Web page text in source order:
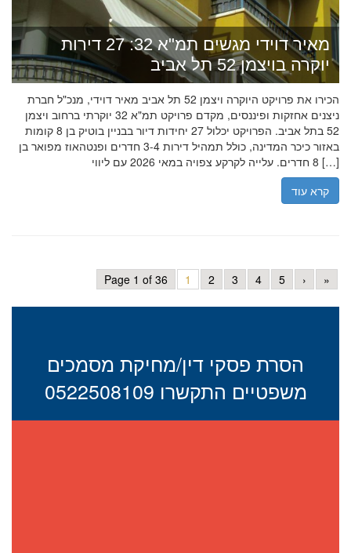
מאיר דוידי מגשים תמ"א 32: 27 דירות
יוקרה בויצמן 52 תל אביב
הכירו את פרויקט היוקרה ויצמן 52 תל אביב מאיר דוידי, מנכ"ל חברת
ניצנים אחזקות ופיננסים, מקדם פרויקט תמ"א 32 יוקרתי ברחוב ויצמן
52 בתל אביב. הפרויקט יכלול 27 יחידות דיור בבניין בוטיק בן 8 קומות
באזור כיכר המדינה, כולל תמהיל דירות 3-4 חדרים ופנטהאוז מפואר בן
8 חדרים. עלייה לקרקע צפויה במאי 2026 עם ליווי […]
קרא עוד
Page 1 of 36 1 2 3 4 5 › »
הסרת פסקי דין/מחיקת מסמכים
משפטיים התקשרו 0522508109